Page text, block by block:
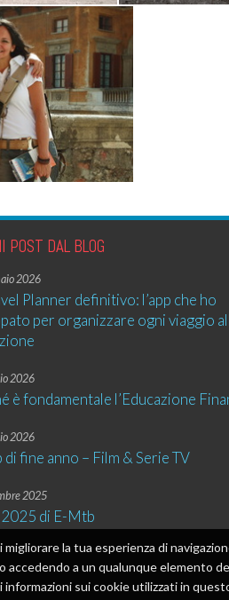
POST DAL BLOG
2026
Planner definitivo: l’app che ho
per organizzare ogni viaggio
2026
è fondamentale l’Educazione
2026
di fine anno – Film & Serie TV
2025
2025 di E-Mtb
la tua esperienza di
a un qualunque elemento
sui cookie utilizzati in